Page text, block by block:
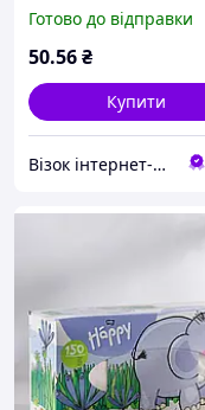
Евкаліпт 40 + 40 шт.
(5900516421496)
Готово до відправки
50.56₴
Купити
Візок інтернет-магазин